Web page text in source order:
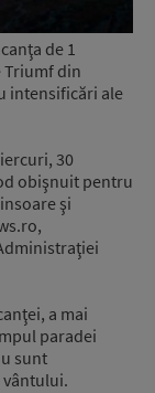
de 1
Triumf din
intensificări ale
30
obişnuit pentru
şi
a mai
paradei
sunt